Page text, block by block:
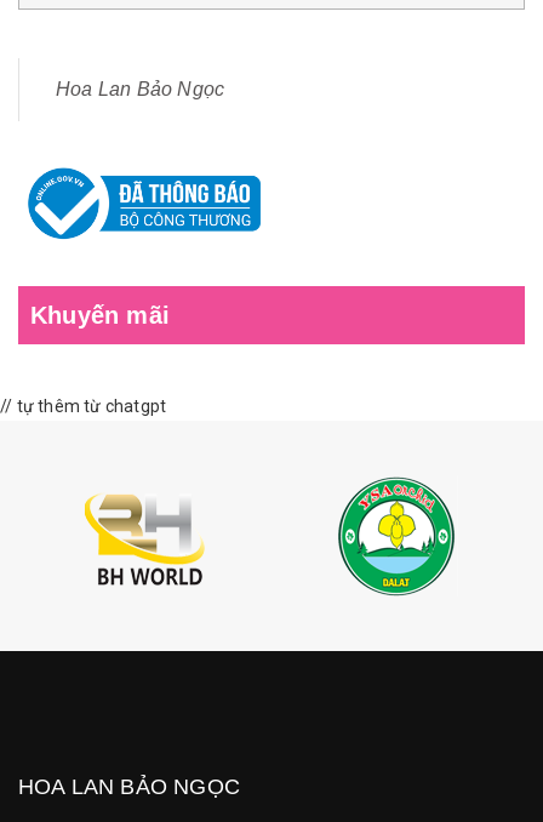
Hoa Lan Bảo Ngọc
Khuyến mãi
// tự thêm từ chatgpt
HOA LAN BẢO NGỌC